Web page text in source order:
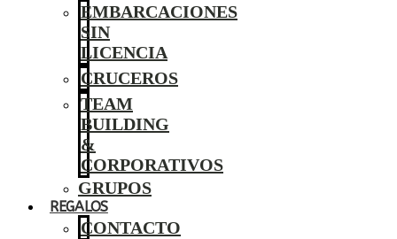
EMBARCACIONES
SIN
LICENCIA
CRUCEROS
TEAM
BUILDING
&
CORPORATIVOS
GRUPOS
REGALOS
CONTACTO